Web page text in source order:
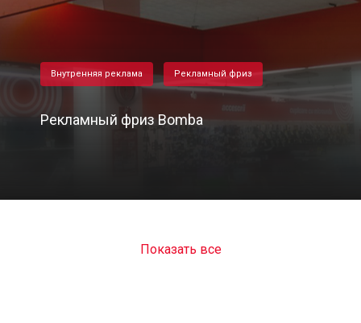
Внутренняя реклама Рекламный фриз
Рекламный фриз Bomba
Показать все